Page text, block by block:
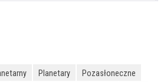
Planetary
Pozasłoneczne